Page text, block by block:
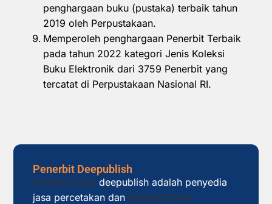
penghargaan buku (pustaka) terbaik tahun
2019 oleh Perpustakaan.
Memperoleh penghargaan Penerbit Terbaik
pada tahun 2022 kategori Jenis Koleksi
Buku Elektronik dari 3759 Penerbit yang
tercatat di Perpustakaan Nasional RI.
Penerbit Deepublish
Penerbit buku deepublish adalah penyedia
jasa percetakan dan penerbit buku